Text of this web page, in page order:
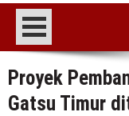
Proyek
Gatsu Timur